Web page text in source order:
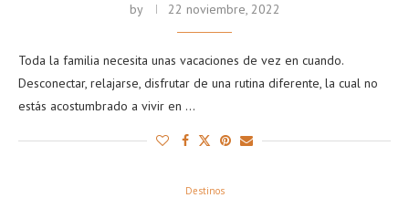
by 22 noviembre, 2022
Toda la familia necesita unas vacaciones de vez en cuando.
Desconectar, relajarse, disfrutar de una rutina diferente, la cual no
estás acostumbrado a vivir en …
Destinos